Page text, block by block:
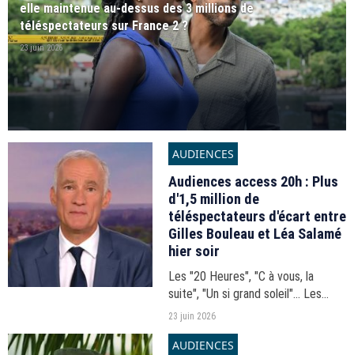
elle maintenue au-dessus des 3 millions de
téléspectateurs sur France 2 ?
23 juin 2026
AUDIENCES
Audiences access 20h : Plus
d'1,5 million de
téléspectateurs d'écart entre
Gilles Bouleau et Léa Salamé
hier soir
Les "20 Heures", "C à vous, la
suite", "Un si grand soleil"... Les
audiences du 20h-21h du lundi 22
23 juin 2026
AUDIENCES